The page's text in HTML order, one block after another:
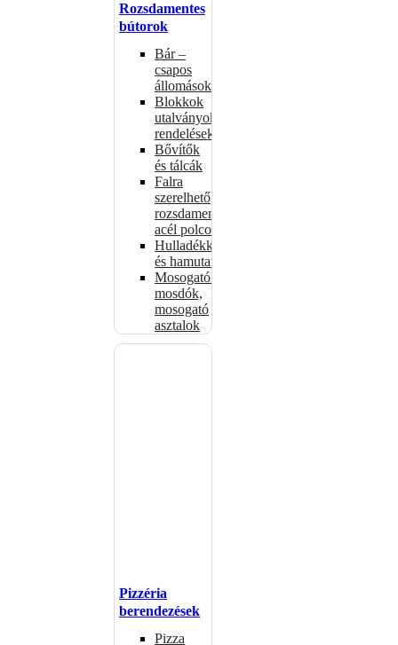
Rozsdamentes
bútorok
Bár –
csapos
állomások
Blokkok
utalványokhoz,
rendelésekhez
Bővítők
és tálcák
Falra
szerelhető
rozsdamentes
acél polcok
Hulladékkosarak
és hamutartók
Mosogatók,
mosdók,
mosogató
asztalok
Pizzéria
berendezések
Pizza